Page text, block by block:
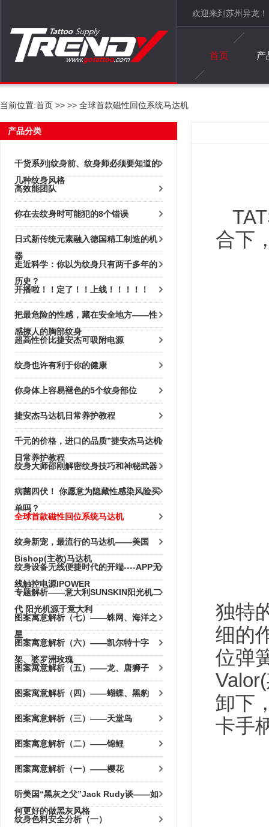
欢迎来到苏州异龙！
首页 产
当前位置:首页 >> >> 全球首款磁性回位系统马达机
产品分类
干货系列|纹身前、纹身师必须要知道的
几种纹身风格
高效能团队
你在去纹身时可能犯的8个错误
日式新传统元素融入德国精工制造的机
器
走近科学：你以为纹身只有两千多年的
历史？
开播啦！！定了！！上线！！！！！
把最危险的性感，藏在安全地方——性
感撩人的胸部纹身
超高性价比捷安杰可吸附电源
纹身也许有利于你的健康
你身体上容易褪色的5个纹身部位
捷安杰马达机日常养护教程
千元的价格，进口的品质”捷安杰马达机
日常养护教程
纹身大师邵刚解密纹身技巧和神秘武器
病菌四伏！ 你愿意为隐藏性感染风险买
单吗？
全球首款磁性回位系统马达机
纹身新宠，最流行的马达机——美国
Bishop(主教)马达机
纹身设备无线便捷时代的开端----APP无
线触控电源IPOWER
专题解析——意大利SUNSKIN阳光机二
代 阳光机源于意大利
图案寓意解析（七）——蛛网、海洋之
星
图案寓意解析（六）——凯尔特十字
架、婆罗洲玫瑰
图案寓意解析（五）——龙、唐狮子
图案寓意解析（四）——蝴蝶、黑豹
图案寓意解析（三）——天堂鸟
图案寓意解析（二）——锦鲤
图案寓意解析（一）——樱花
听美国“黑灰之父”Jack Rudy谈——如
何更好的做黑灰风格
纹身色料安全分析（一）
合下
独特
细的
位弹
卸下
卡手